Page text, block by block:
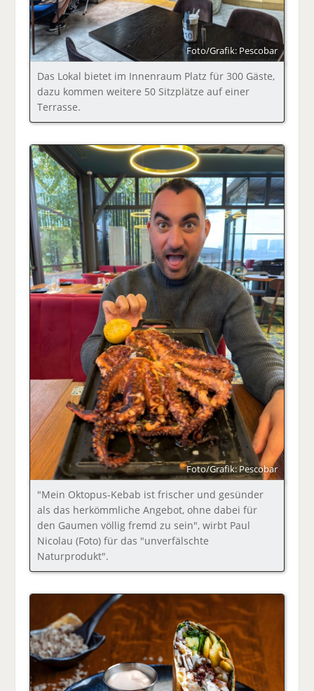
Foto/Grafik: Pescobar
Das Lokal bietet im Innenraum Platz für 300 Gäste,
dazu kommen weitere 50 Sitzplätze auf einer
Terrasse.
Foto/Grafik: Pescobar
"Mein Oktopus-Kebab ist frischer und gesünder
als das herkömmliche Angebot, ohne dabei für
den Gaumen völlig fremd zu sein", wirbt Paul
Nicolau (Foto) für das "unverfälschte
Naturprodukt".